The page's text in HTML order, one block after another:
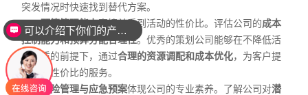
突发情况时快速找到替代方案。
预算管理能力直接关系到活动的性价比。评估公司的成本
控制能力和预算分配合理性。优秀的策划公司能够在不降低活
动品质的前提下，通过合理的资源调配和成本优化，为客户提
供最具性价比的服务。
风险管理与应急预案体现公司的专业素养。了解公司对潜